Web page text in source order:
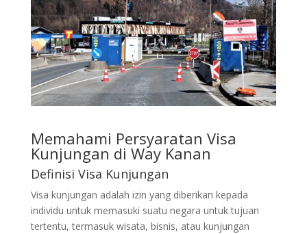
Memahami Persyaratan Visa
Kunjungan di Way Kanan
Definisi Visa Kunjungan
Visa kunjungan adalah izin yang diberikan kepada
individu untuk memasuki suatu negara untuk tujuan
tertentu, termasuk wisata, bisnis, atau kunjungan